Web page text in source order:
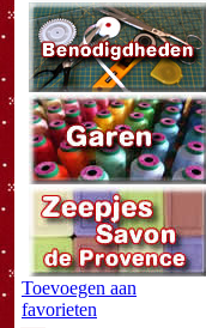
Toevoegen aan
favorieten